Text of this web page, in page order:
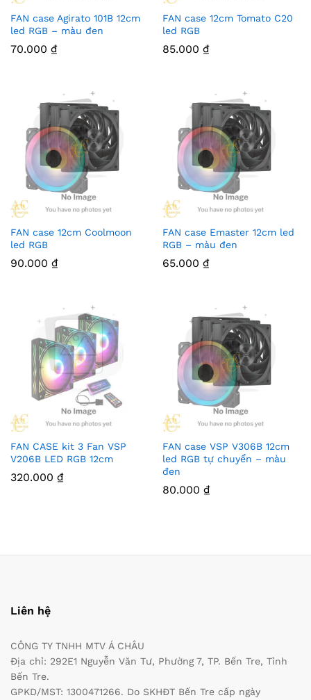
FAN case Agirato 101B 12cm
led RGB – màu đen
70.000 ₫
FAN case 12cm Tomato C20
led RGB
85.000 ₫
FAN case 12cm Coolmoon
led RGB
90.000 ₫
FAN case Emaster 12cm led
RGB – màu đen
65.000 ₫
FAN CASE kit 3 Fan VSP
V206B LED RGB 12cm
320.000 ₫
FAN case VSP V306B 12cm
led RGB tự chuyển – màu
đen
80.000 ₫
Liên hệ
CÔNG TY TNHH MTV Á CHÂU
Địa chỉ: 292E1 Nguyễn Văn Tư, Phường 7, TP. Bến Tre, Tỉnh
Bến Tre.
GPKD/MST: 1300471266. Do SKHĐT Bến Tre cấp ngày